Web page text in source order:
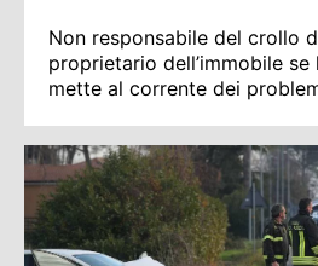
Non responsabile del crollo
proprietario dell’immobile se
mette al corrente dei